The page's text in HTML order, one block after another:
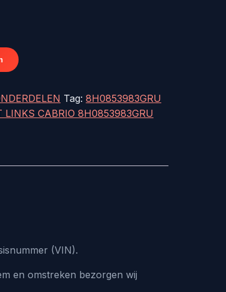
Tag:8H0853983GRU
CABRIO 8H0853983GRU
(VIN).
en omstreken bezorgen wij